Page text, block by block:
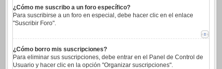
¿Cómo me suscribo a un foro específico?
Para suscribirse a un foro en especial, debe hacer clic en el enlace
"Suscribir Foro".
¿Cómo borro mis suscripciones?
Para eliminar sus suscripciones, debe entrar en el Panel de Control de
Usuario y hacer clic en la opción "Organizar suscripciones".